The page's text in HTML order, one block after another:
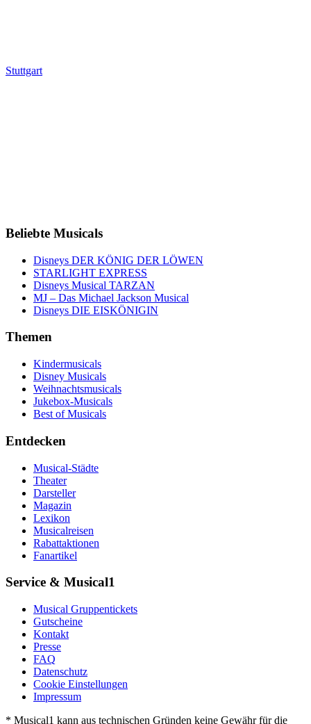
Stuttgart
Beliebte Musicals
Disneys DER KÖNIG DER LÖWEN
STARLIGHT EXPRESS
Disneys Musical TARZAN
MJ – Das Michael Jackson Musical
Disneys DIE EISKÖNIGIN
Themen
Kindermusicals
Disney Musicals
Weihnachtsmusicals
Jukebox-Musicals
Best of Musicals
Entdecken
Musical-Städte
Theater
Darsteller
Magazin
Lexikon
Musicalreisen
Rabattaktionen
Fanartikel
Service & Musical1
Musical Gruppentickets
Gutscheine
Kontakt
Presse
FAQ
Datenschutz
Cookie Einstellungen
Impressum
* Musical1 kann aus technischen Gründen keine Gewähr für die